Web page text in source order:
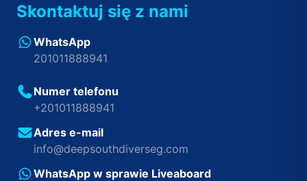
Skontaktuj się z nami
WhatsApp
201011888941
Numer telefonu
+201011888941
Adres e-mail
info@deepsouthdiverseg.com
WhatsApp w sprawie Liveaboard